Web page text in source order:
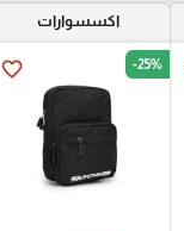
اكسسوارات
favorite_border -25%